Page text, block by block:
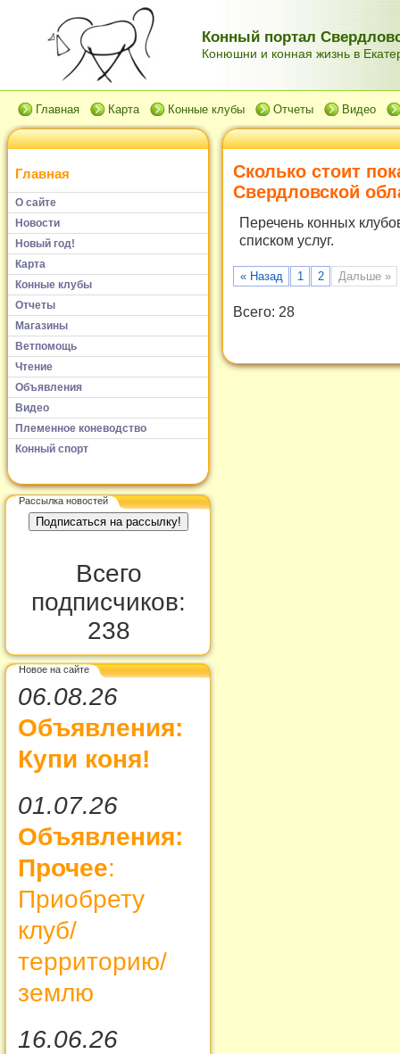
Конный портал
Конюшни и конная жизнь в
Главная Карта Конные клубы Отчеты Видео
Главная
О сайте
Новости
Новый год!
Карта
Конные клубы
Отчеты
Магазины
Ветпомощь
Чтение
Объявления
Видео
Племенное коневодство
Конный спорт
Рассылка новостей
Всего
подписчиков:
238
Новое на сайте
06.08.26
Объявления:
Купи коня!
01.07.26
Объявления:
Прочее:
Приобрету
клуб/
территорию/
землю
16.06.26
Сколько стоит
Свердловской
Перечень конных
списком услуг.
« Назад 1 2 Дальше »
Всего: 28